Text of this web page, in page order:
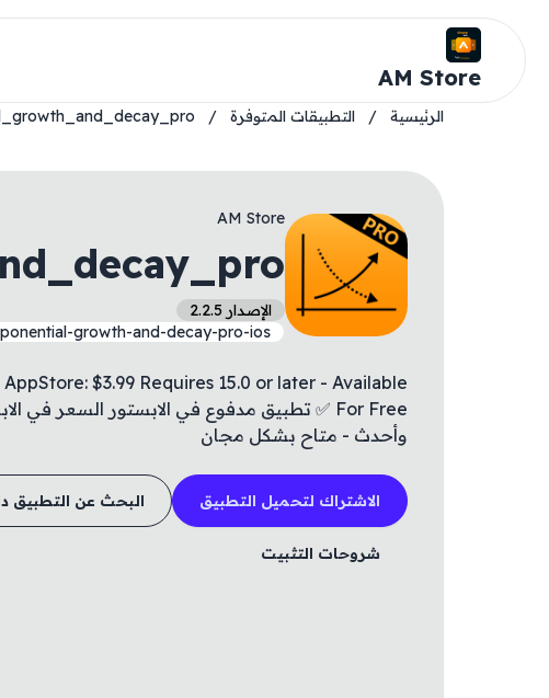
AM Store
الرئيسية / التطبيقات المتوفرة /
AM Store
الإصدار 2.2.5
growth-and-decay-pro-ios
$3.99 Requires 15.0 or later - Available
وأحدث - متاح بشكل مجان
الاشتراك لتحميل التطبيق البحث عن التطبيق
شروحات التثبيت